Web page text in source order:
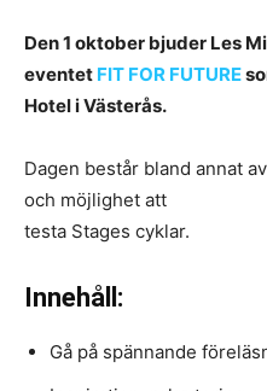
Den 1 oktober bjuder Les
eventet FIT FOR FUTURE
Hotel i Västerås.
Dagen består bland annat
och möjlighet att
testa Stages cyklar.
Innehåll:
Gå på spännande